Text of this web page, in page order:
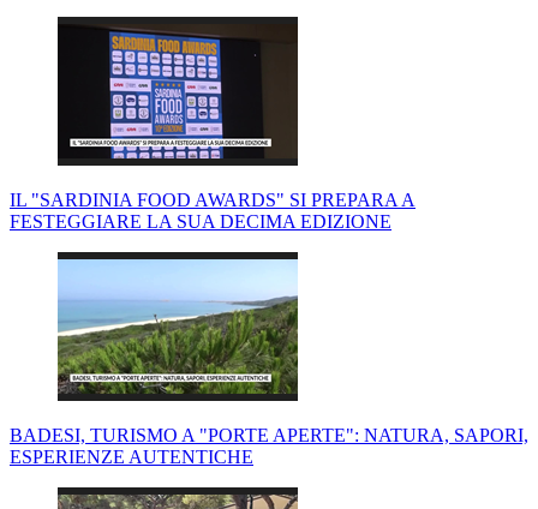
IL "SARDINIA FOOD AWARDS" SI PREPARA A
FESTEGGIARE LA SUA DECIMA EDIZIONE
BADESI, TURISMO A "PORTE APERTE": NATURA, SAPORI,
ESPERIENZE AUTENTICHE